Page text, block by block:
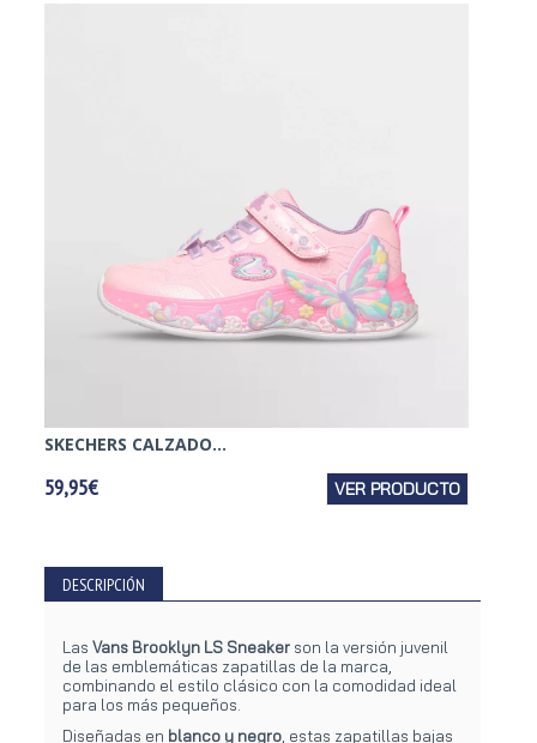
SKECHERS CALZADO...
59,95€ VER PRODUCTO
DESCRIPCIÓN
Las Vans Brooklyn LS Sneaker son la versión juvenil
de las emblemáticas zapatillas de la marca,
combinando el estilo clásico con la comodidad ideal
para los más pequeños.
Diseñadas en blanco y negro , estas zapatillas bajas